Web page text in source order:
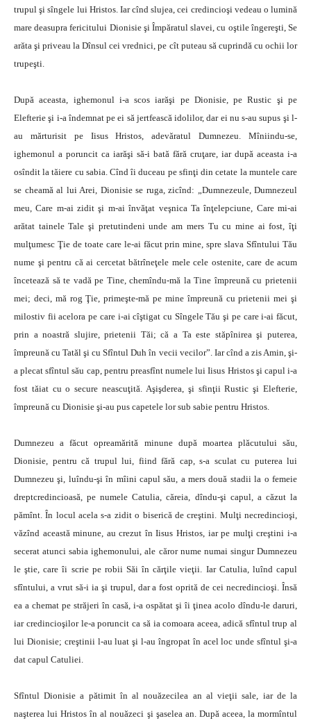
trupul şi sîngele lui Hristos. Iar cînd slujea, cei credincioşi vedeau o lumină
mare deasupra fericitului Dionisie şi Împăratul slavei, cu oştile îngereşti, Se
arăta şi priveau la Dînsul cei vrednici, pe cît puteau să cuprindă cu ochii lor
trupeşti.
După aceasta, ighemonul i-a scos iarăşi pe Dionisie, pe Rustic şi pe
Elefterie şi i-a îndemnat pe ei să jertfească idolilor, dar ei nu s-au supus şi l-
au mărturisit pe Iisus Hristos, adevăratul Dumnezeu. Mîniindu-se,
ighemonul a poruncit ca iarăşi să-i bată fără cruţare, iar după aceasta i-a
osîndit la tăiere cu sabia. Cînd îi duceau pe sfinţi din cetate la muntele care
se cheamă al lui Arei, Dionisie se ruga, zicînd: „Dumnezeule, Dumnezeul
meu, Care m-ai zidit şi m-ai învăţat veşnica Ta înţelepciune, Care mi-ai
arătat tainele Tale şi pretutindeni unde am mers Tu cu mine ai fost, îţi
mulţumesc Ţie de toate care le-ai făcut prin mine, spre slava Sfîntului Tău
nume şi pentru că ai cercetat bătrîneţele mele cele ostenite, care de acum
încetează să te vadă pe Tine, chemîndu-mă la Tine împreună cu prietenii
mei; deci, mă rog Ţie, primeşte-mă pe mine împreună cu prietenii mei şi
milostiv fii acelora pe care i-ai cîştigat cu Sîngele Tău şi pe care i-ai făcut,
prin a noastră slujire, prietenii Tăi; că a Ta este stăpînirea şi puterea,
împreună cu Tatăl şi cu Sfîntul Duh în vecii vecilor”. Iar cînd a zis Amin, şi-
a plecat sfîntul său cap, pentru preasfînt numele lui Iisus Hristos şi capul i-a
fost tăiat cu o secure neascuţită. Aşişderea, şi sfinţii Rustic şi Elefterie,
împreună cu Dionisie şi-au pus capetele lor sub sabie pentru Hristos.
Dumnezeu a făcut opreamărită minune după moartea plăcutului său,
Dionisie, pentru că trupul lui, fiind fără cap, s-a sculat cu puterea lui
Dumnezeu şi, luîndu-şi în mîini capul său, a mers două stadii la o femeie
dreptcredincioasă, pe numele Catulia, căreia, dîndu-şi capul, a căzut la
pămînt. În locul acela s-a zidit o biserică de creştini. Mulţi necredincioşi,
văzînd această minune, au crezut în Iisus Hristos, iar pe mulţi creştini i-a
secerat atunci sabia ighemonului, ale căror nume numai singur Dumnezeu
le ştie, care îi scrie pe robii Săi în cărţile vieţii. Iar Catulia, luînd capul
sfîntului, a vrut să-i ia şi trupul, dar a fost oprită de cei necredincioşi. Însă
ea a chemat pe străjeri în casă, i-a ospătat şi îi ţinea acolo dîndu-le daruri,
iar credincioşilor le-a poruncit ca să ia comoara aceea, adică sfîntul trup al
lui Dionisie; creştinii l-au luat şi l-au îngropat în acel loc unde sfîntul şi-a
dat capul Catuliei.
Sfîntul Dionisie a pătimit în al nouăzecilea an al vieţii sale, iar de la
naşterea lui Hristos în al nouăzeci şi şaselea an. După aceea, la mormîntul